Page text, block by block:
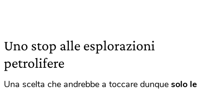
Uno stop alle esplorazioni
petrolifere
Una scelta che andrebbe a toccare dunque solo le